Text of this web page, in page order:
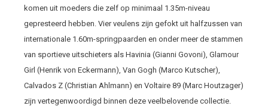
komen uit moeders die zelf op minimaal 1.35m-niveau
gepresteerd hebben. Vier veulens zijn gefokt uit halfzussen van
internationale 1.60m-springpaarden en onder meer de stammen
van sportieve uitschieters als Havinia (Gianni Govoni), Glamour
Girl (Henrik von Eckermann), Van Gogh (Marco Kutscher),
Calvados Z (Christian Ahlmann) en Voltaire 89 (Marc Houtzager)
zijn vertegenwoordigd binnen deze veelbelovende collectie.